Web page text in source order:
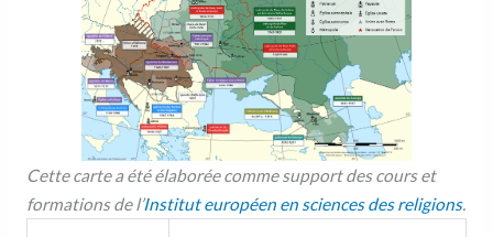
Cette carte a été élaborée comme support des cours et
formations de l’Institut européen en sciences des religions.